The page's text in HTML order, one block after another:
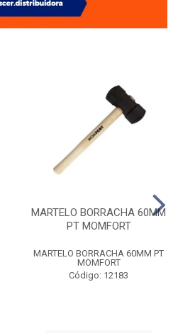
MARTELO BORRACHA 60MM
PT MOMFORT
MARTELO BORRACHA 60MM PT
MOMFORT
Código: 12183